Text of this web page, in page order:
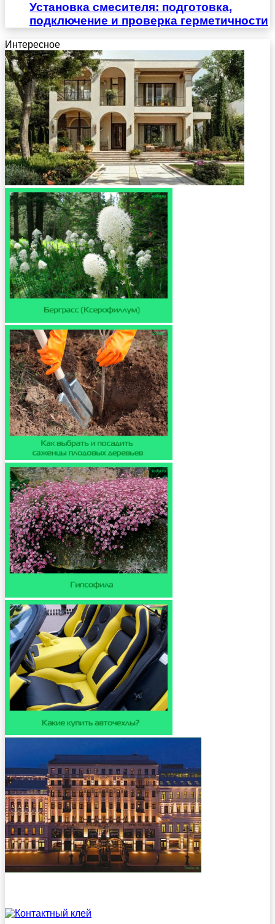
Установка смесителя: подготовка,
подключение и проверка герметичности
Интересное